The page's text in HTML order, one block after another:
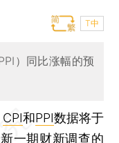
T中
）同比涨幅的预
CPI和PPI数据将于
一期财新调查的